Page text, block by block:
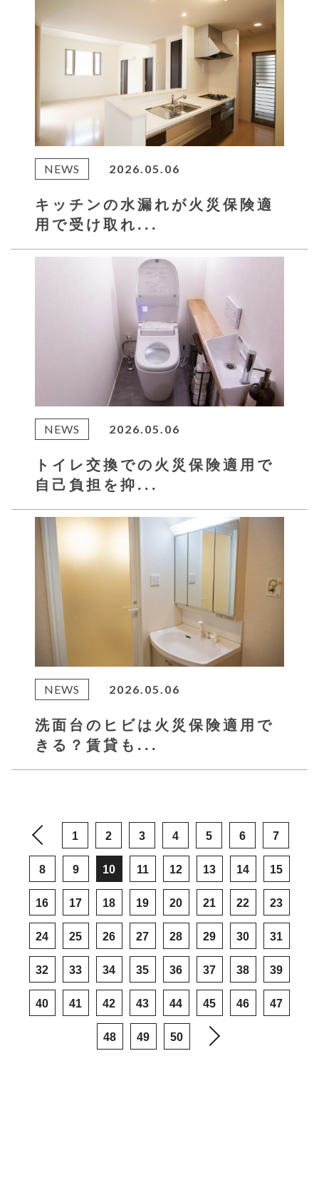
NEWS 2026.05.06
キッチンの水漏れが火災保険適
用で受け取れ...
NEWS 2026.05.06
トイレ交換での火災保険適用で
自己負担を抑...
NEWS 2026.05.06
洗面台のヒビは火災保険適用で
きる？賃貸も...
1 2 3 4 5 6 7
8 9 10 11 12 13 14 15
16 17 18 19 20 21 22 23
24 25 26 27 28 29 30 31
32 33 34 35 36 37 38 39
40 41 42 43 44 45 46 47
48 49 50